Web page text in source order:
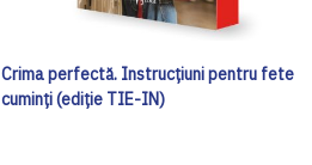
Crima perfectă. Instrucțiuni pentru fete
cuminți (ediție TIE-IN)